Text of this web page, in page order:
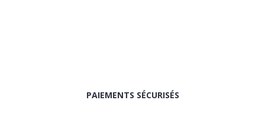
PAIEMENTS SÉCURISÉS